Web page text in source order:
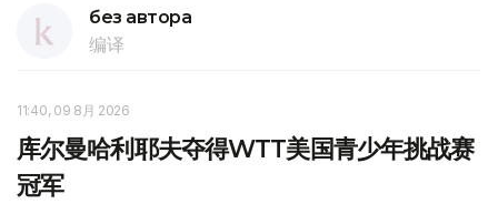
без автора
编译
11:40, 09 8月 2026
库尔曼哈利耶夫夺得WTT美国青少年挑战赛
冠军